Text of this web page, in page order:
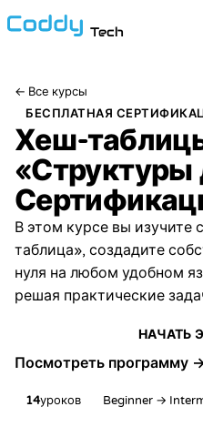
Tech
← Все курсы
БЕСПЛАТНАЯ
Хеш-
В этом курсе вы изучите
таблица», создадите
нуля на любом удобном
решая практические
НАЧАТЬ
Посмотреть программу
14уроков Beginner →